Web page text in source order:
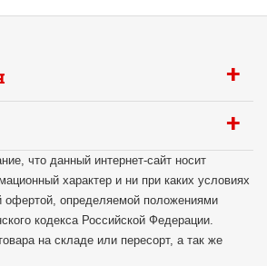
+
+
что данный интернет-сайт носит
характер и ни при каких условиях
офертой, определяемой положениями
кодекса Российской Федерации.
на складе или пересорт, а так же